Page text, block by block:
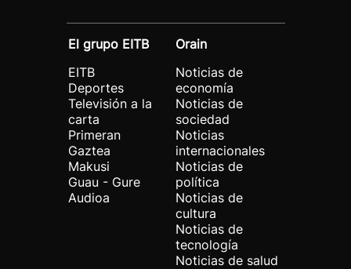
El grupo EITB
EITB
Deportes
Televisión a la
carta
Primeran
Gaztea
Makusi
Guau - Gure
Audioa
Orain
Noticias de
economía
Noticias de
sociedad
Noticias
internacionales
Noticias de
política
Noticias de
cultura
Noticias de
tecnología
Noticias de salud